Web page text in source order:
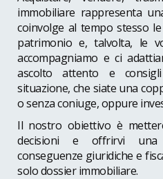
immobiliare rappresenta
coinvolge al tempo stesso
patrimonio e, talvolta, le
accompagniamo e ci
ascolto attento e
situazione, che siate una
o senza coniuge, oppure
Il nostro obiettivo è
decisioni e offrirvi una
conseguenze giuridiche e
solo dossier immobiliare.